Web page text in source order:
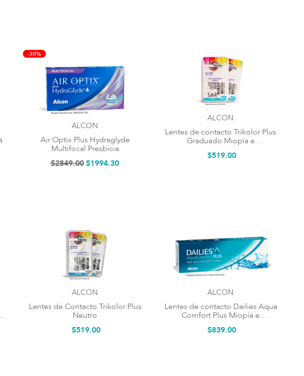
-30%
ALCON
Air Optix Plus Hydraglyde
Multifocal Presbicia
$2849.00 $1994.30
ALCON
Lentes de contacto Trikolor Plus
Graduado Miopía e
Hipermetropía
$519.00
ALCON
Lentes de Contacto Trikolor Plus
Neutro
$519.00
ALCON
Lentes de contacto Dailies Aqua
Comfort Plus Miopía e
Hipermetropía
$839.00